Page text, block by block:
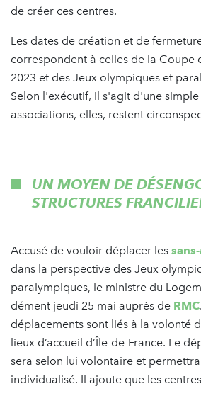
de créer ces centres.
Les dates de création et de
correspondent à celles de la Coupe
2023 et des Jeux olympiques et
Selon l'exécutif, il s'agit d'une
associations, elles, restent
UN MOYEN DE
STRUCTURES
Accusé de vouloir déplacer les
dans la perspective des Jeux
paralympiques, le ministre du
dément jeudi 25 mai auprès de RMC
déplacements sont liés à la volonté
lieux d’accueil d’Île-de-France. Le
sera selon lui volontaire et
individualisé. Il ajoute que les